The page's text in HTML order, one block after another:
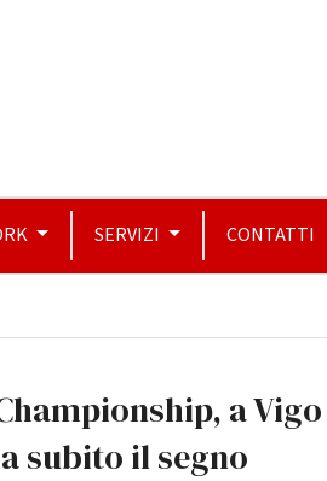
SERVIZI CONTATTI
a Vigo
subito il segno